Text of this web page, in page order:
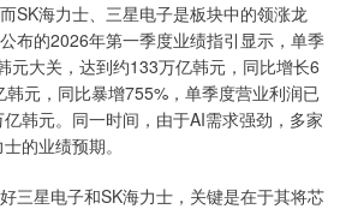
海力士、三星电子是板块中的领涨龙
布的2026年第一季度业绩指引显示，单季
元大关，达到约133万亿韩元，同比增长6
元，同比暴增755%，单季度营业利润已
韩元。同一时间，由于AI需求强劲，多家
的业绩预期。
星电子和SK海力士，关键是在于其将芯